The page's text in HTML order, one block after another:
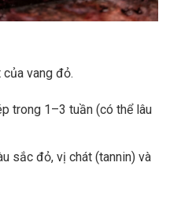
vang đỏ.
trong 1–3 tuần (có thể lâu
sắc đỏ, vị chát (tannin) và